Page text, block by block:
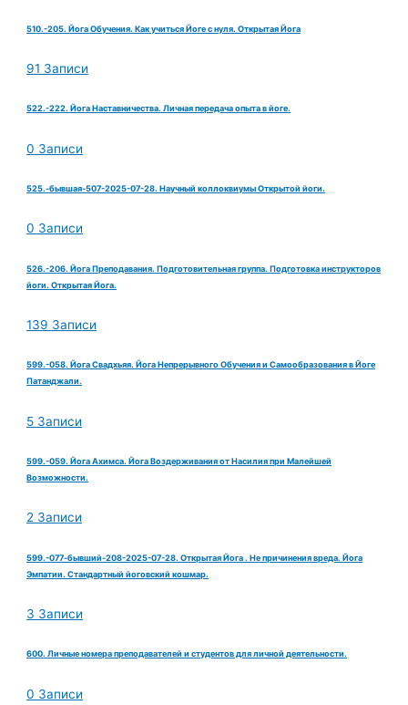
510.-205. Йога Обучения. Как учиться Йоге с нуля. Открытая Йога
91 Записи
522.-222. Йога Наставничества. Личная передача опыта в йоге.
0 Записи
525.-бывшая-507-2025-07-28. Научный коллоквиумы Открытой йоги.
0 Записи
526.-206. Йога Преподавания. Подготовительная группа. Подготовка инструкторов
йоги. Открытая Йога.
139 Записи
599.-058. Йога Свадхьяя. Йога Непрерывного Обучения и Самообразования в Йоге
Патанджали.
5 Записи
599.-059. Йога Ахимса. Йога Воздерживания от Насилия при Малейшей
Возможности.
2 Записи
599.-077-бывший-208-2025-07-28. Открытая Йога . Не причинения вреда. Йога
Эмпатии. Стандартный йоговский кошмар.
3 Записи
600. Личные номера преподавателей и студентов для личной деятельности.
0 Записи